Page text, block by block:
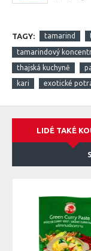
TAGY: tamarind
tamarindový
thajská kuchyně
kari
exotické
LIDÉ TAKÉ